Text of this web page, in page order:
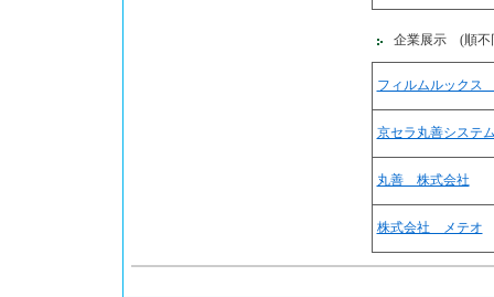
企業展示 (順不
フィルムルックス
京セラ丸善システ
丸善 株式会社
株式会社 メテオ